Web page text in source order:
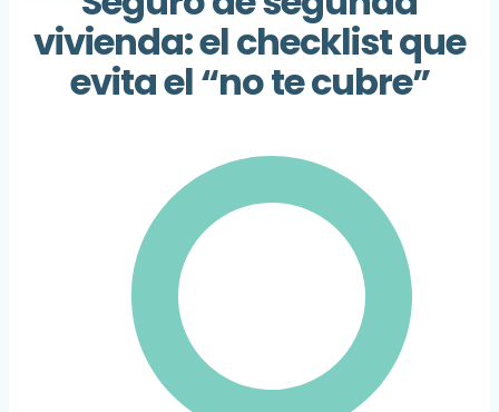
vivienda: el checklist que
evita el “no te cubre”